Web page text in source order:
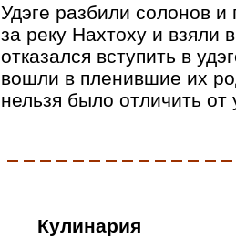
Удэге разбили солонов
за реку Нахтоху и взяли
отказался вступить в
вошли в пленившие их
нельзя было отличить от
Кулинария